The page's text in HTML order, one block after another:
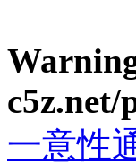
一意性